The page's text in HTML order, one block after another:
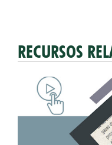
RECURSOS